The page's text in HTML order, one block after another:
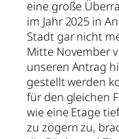
eine große
im Jahr 2025 in
Stadt gar nicht
Mitte November
unseren Antrag
gestellt werden
für den gleichen
wie eine Etage
zu zögern zu,